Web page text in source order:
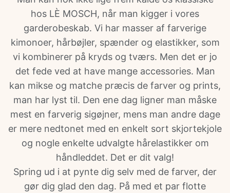
hos LÈ MOSCH, når man kigger i vores
garderobeskab. Vi har masser af farverige
kimonoer, hårbøjler, spænder og elastikker, som
vi kombinerer på kryds og tværs. Men det er jo
det fede ved at have mange accessories. Man
kan mikse og matche præcis de farver og prints,
man har lyst til. Den ene dag ligner man måske
mest en farverig sigøjner, mens man andre dage
er mere nedtonet med en enkelt sort skjortekjole
og nogle enkelte udvalgte hårelastikker om
håndleddet. Det er dit valg!
Spring ud i at pynte dig selv med de farver, der
gør dig glad den dag. På med et par flotte